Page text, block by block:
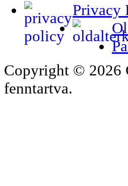
Privacy
Copyright © 2026
fenntartva.